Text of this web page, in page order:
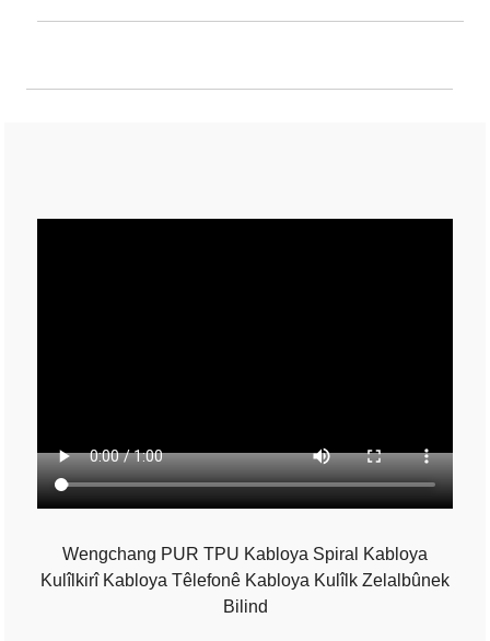
Wengchang PUR TPU Kabloya Spiral Kabloya
Kulîlkirî Kabloya Têlefonê Kabloya Kulîlk Zelalbûnek
Bilind